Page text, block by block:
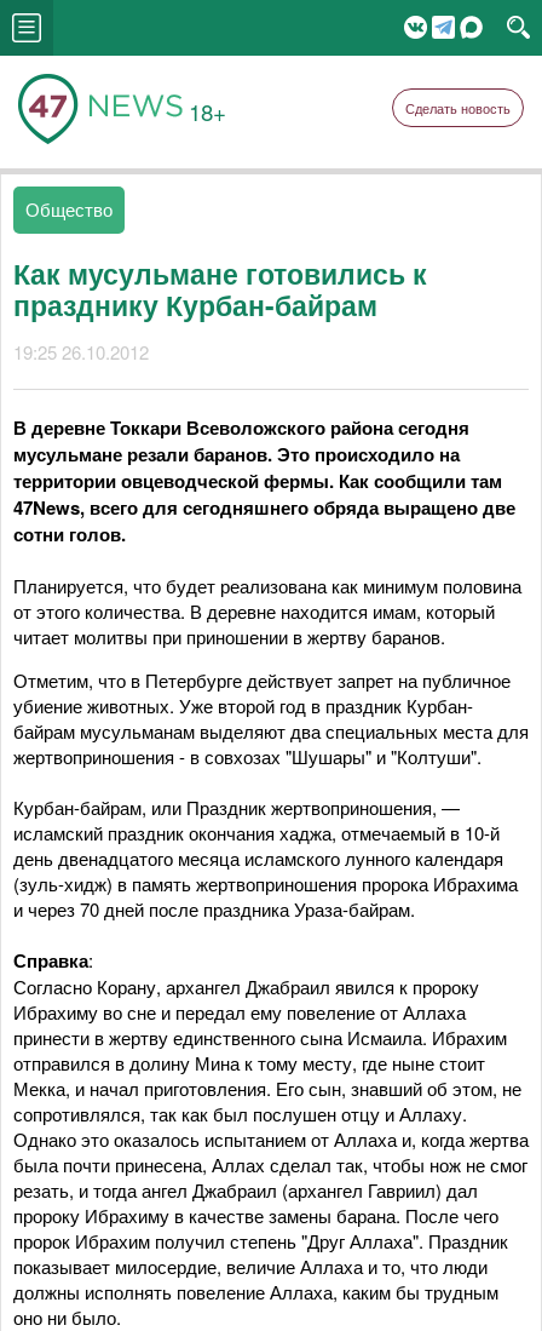
18+ Сделать новость
Общество
Как мусульмане готовились к
празднику Курбан-байрам
19:25 26.10.2012
В деревне Токкари Всеволожского района сегодня
мусульмане резали баранов. Это происходило на
территории овцеводческой фермы. Как сообщили там
47News, всего для сегодняшнего обряда выращено две
сотни голов.
Планируется, что будет реализована как минимум половина
от этого количества. В деревне находится имам, который
читает молитвы при приношении в жертву баранов.
Отметим, что в Петербурге действует запрет на публичное
убиение животных. Уже второй год в праздник Курбан-
байрам мусульманам выделяют два специальных места для
жертвоприношения - в совхозах "Шушары" и "Колтуши".
Курбан-байрам, или Праздник жертвоприношения, —
исламский праздник окончания хаджа, отмечаемый в 10-й
день двенадцатого месяца исламского лунного календаря
(зуль-хидж) в память жертвоприношения пророка Ибрахима
и через 70 дней после праздника Ураза-байрам.
Справка:
Согласно Корану, архангел Джабраил явился к пророку
Ибрахиму во сне и передал ему повеление от Аллаха
принести в жертву единственного сына Исмаила. Ибрахим
отправился в долину Мина к тому месту, где ныне стоит
Мекка, и начал приготовления. Его сын, знавший об этом, не
сопротивлялся, так как был послушен отцу и Аллаху.
Однако это оказалось испытанием от Аллаха и, когда жертва
была почти принесена, Аллах сделал так, чтобы нож не смог
резать, и тогда ангел Джабраил (архангел Гавриил) дал
пророку Ибрахиму в качестве замены барана. После чего
пророк Ибрахим получил степень "Друг Аллаха". Праздник
показывает милосердие, величие Аллаха и то, что люди
должны исполнять повеление Аллаха, каким бы трудным
оно ни было.